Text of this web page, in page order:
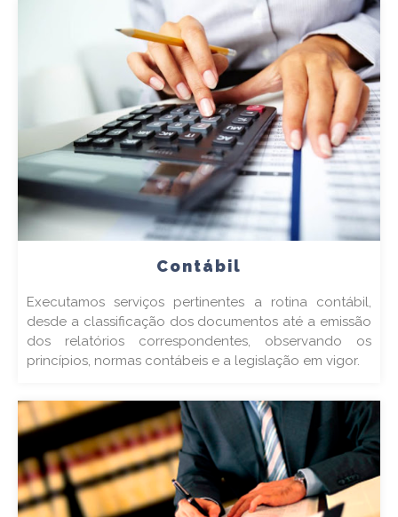
Contábil
Executamos serviços pertinentes a rotina contábil,
desde a classificação dos documentos até a emissão
dos relatórios correspondentes, observando os
princípios, normas contábeis e a legislação em vigor.